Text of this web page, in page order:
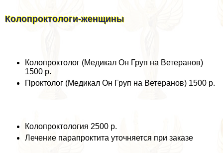
Колопроктологи-женщины
Колопроктолог (Медикал Он Груп на Ветеранов)
1500 р.
Проктолог (Медикал Он Груп на Ветеранов) 1500 р.
Колопроктология 2500 р.
Лечение парапроктита уточняется при заказе